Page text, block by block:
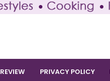
REVIEW PRIVACY POLICY